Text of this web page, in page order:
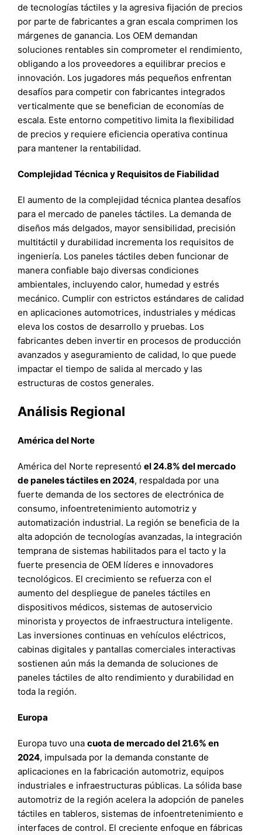
de tecnologías táctiles y la agresiva fijación de precios
por parte de fabricantes a gran escala comprimen los
márgenes de ganancia. Los OEM demandan
soluciones rentables sin comprometer el rendimiento,
obligando a los proveedores a equilibrar precios e
innovación. Los jugadores más pequeños enfrentan
desafíos para competir con fabricantes integrados
verticalmente que se benefician de economías de
escala. Este entorno competitivo limita la flexibilidad
de precios y requiere eficiencia operativa continua
para mantener la rentabilidad.
Complejidad Técnica y Requisitos de Fiabilidad
El aumento de la complejidad técnica plantea desafíos
para el mercado de paneles táctiles. La demanda de
diseños más delgados, mayor sensibilidad, precisión
multitáctil y durabilidad incrementa los requisitos de
ingeniería. Los paneles táctiles deben funcionar de
manera confiable bajo diversas condiciones
ambientales, incluyendo calor, humedad y estrés
mecánico. Cumplir con estrictos estándares de calidad
en aplicaciones automotrices, industriales y médicas
eleva los costos de desarrollo y pruebas. Los
fabricantes deben invertir en procesos de producción
avanzados y aseguramiento de calidad, lo que puede
impactar el tiempo de salida al mercado y las
estructuras de costos generales.
Análisis Regional
América del Norte
América del Norte representóel 24.8% del mercado
de paneles táctiles en 2024, respaldada por una
fuerte demanda de los sectores de electrónica de
consumo, infoentretenimiento automotriz y
automatización industrial. La región se beneficia de la
alta adopción de tecnologías avanzadas, la integración
temprana de sistemas habilitados para el tacto y la
fuerte presencia de OEM líderes e innovadores
tecnológicos. El crecimiento se refuerza con el
aumento del despliegue de paneles táctiles en
dispositivos médicos, sistemas de autoservicio
minorista y proyectos de infraestructura inteligente.
Las inversiones continuas en vehículos eléctricos,
cabinas digitales y pantallas comerciales interactivas
sostienen aún más la demanda de soluciones de
paneles táctiles de alto rendimiento y durabilidad en
toda la región.
Europa
Europa tuvo unacuota de mercado del 21.6% en
2024, impulsada por la demanda constante de
aplicaciones en la fabricación automotriz, equipos
industriales e infraestructuras públicas. La sólida base
automotriz de la región acelera la adopción de paneles
táctiles en tableros, sistemas de infoentretenimiento e
interfaces de control. El creciente enfoque en fábricas